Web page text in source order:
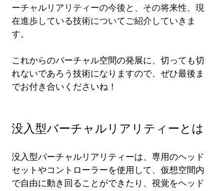
ーチャルリアリティーの今後と、その将来性、現
在進歩している技術についてご紹介していきま
す。
これからのバーチャル空間の発展に、切っても切
れないであろう技術になりますので、ぜひ最後ま
でお付き合いくださいね！
没入型バーチャルリアリティーとは
没入型バーチャルリアリティーは、専用のヘッド
セットやコントローラーを使用して、仮想空間内
で自由に動き回ることができたり、視覚をヘッド